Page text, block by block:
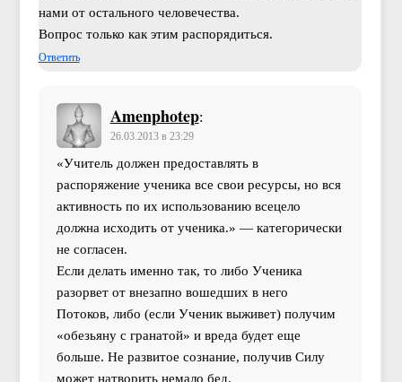
нами от остального человечества.
Вопрос только как этим распорядиться.
Ответить
Amenphotep:
26.03.2013 в 23:29
«Учитель должен предоставлять в
распоряжение ученика все свои ресурсы, но вся
активность по их использованию всецело
должна исходить от ученика.» — категорически
не согласен.
Если делать именно так, то либо Ученика
разорвет от внезапно вошедших в него
Потоков, либо (если Ученик выживет) получим
«обезьяну с гранатой» и вреда будет еще
больше. Не развитое сознание, получив Силу
может натворить немало бед.